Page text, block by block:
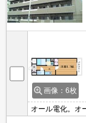
画像：6枚
オール電化。オ